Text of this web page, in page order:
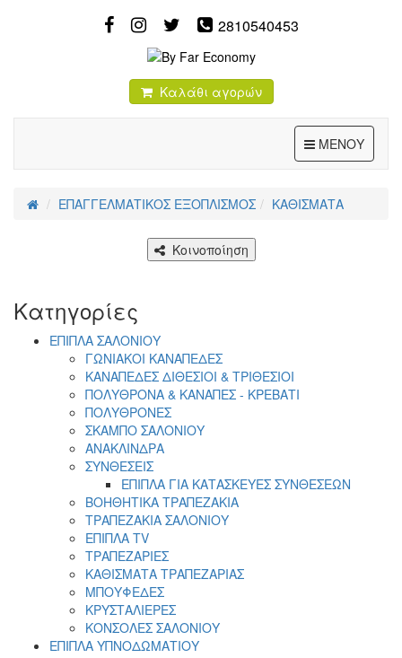
2810540453
Καλάθι αγορών
ΜΕΝΟΥ
ΕΠΑΓΓΕΛΜΑΤΙΚΟΣ ΕΞΟΠΛΙΣΜΟΣ ΚΑΘΙΣΜΑΤΑ
Κοινοποίηση
Κατηγορίες
ΕΠΙΠΛΑ ΣΑΛΟΝΙΟΥ
ΓΩΝΙΑΚΟΙ ΚΑΝΑΠΕΔΕΣ
ΚΑΝΑΠΕΔΕΣ ΔΙΘΕΣΙΟΙ & ΤΡΙΘΕΣΙΟΙ
ΠΟΛΥΘΡΟΝΑ & ΚΑΝΑΠΕΣ - ΚΡΕΒΑΤΙ
ΠΟΛΥΘΡΟΝΕΣ
ΣΚΑΜΠΟ ΣΑΛΟΝΙΟΥ
ΑΝΑΚΛΙΝΔΡΑ
ΣΥΝΘΕΣΕΙΣ
ΕΠΙΠΛΑ ΓΙΑ ΚΑΤΑΣΚΕΥΕΣ ΣΥΝΘΕΣΕΩΝ
ΒΟΗΘΗΤΙΚΑ ΤΡΑΠΕΖΑΚΙΑ
ΤΡΑΠΕΖΑΚΙΑ ΣΑΛΟΝΙΟΥ
ΕΠΙΠΛΑ TV
ΤΡΑΠΕΖΑΡΙΕΣ
ΚΑΘΙΣΜΑΤΑ ΤΡΑΠΕΖΑΡΙΑΣ
ΜΠΟΥΦΕΔΕΣ
ΚΡΥΣΤΑΛΙΕΡΕΣ
ΚΟΝΣΟΛΕΣ ΣΑΛΟΝΙΟΥ
ΕΠΙΠΛΑ ΥΠΝΟΔΩΜΑΤΙΟΥ